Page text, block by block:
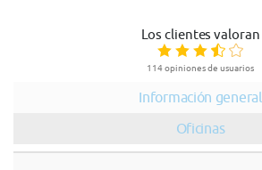
Los clientes valoran
114 opiniones de usuarios
Información general
Oficinas